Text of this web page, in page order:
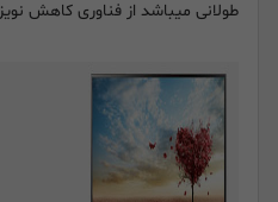
طولانی میباشد از فناوری کاهش